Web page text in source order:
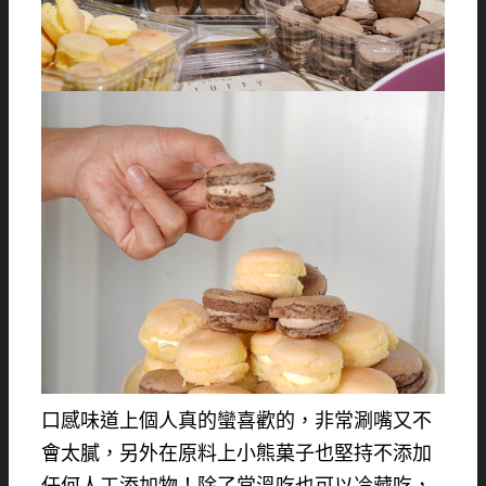
口感味道上個人真的蠻喜歡的，非常涮嘴又不
會太膩，另外在原料上小熊菓子也堅持不添加